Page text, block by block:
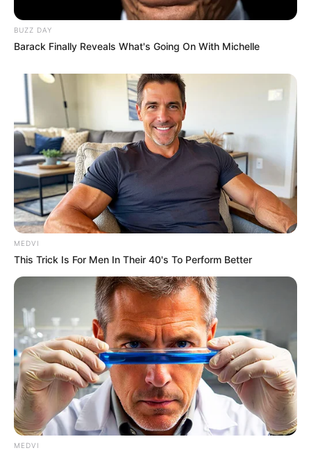
BUZZ DAY
Barack Finally Reveals What's Going On With Michelle
MEDVI
This Trick Is For Men In Their 40's To Perform Better
MEDVI